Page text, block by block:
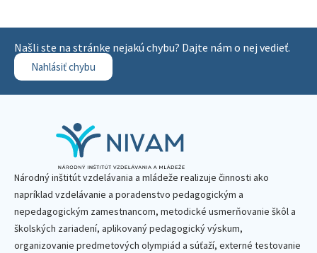
Našli ste na stránke nejakú chybu? Dajte nám o nej vedieť.
Nahlásiť chybu
Národný inštitút vzdelávania a mládeže realizuje činnosti ako
napríklad vzdelávanie a poradenstvo pedagogickým a
nepedagogickým zamestnancom, metodické usmerňovanie škôl a
školských zariadení, aplikovaný pedagogický výskum,
organizovanie predmetových olympiád a súťaží, externé testovanie